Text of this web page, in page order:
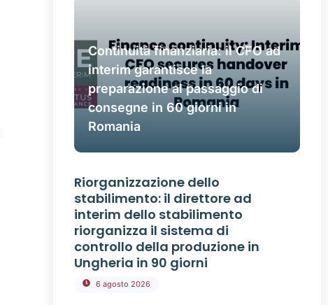
Continuità finanziaria: il CFO ad
interim garantisce la
preparazione al passaggio di
consegne in 60 giorni in
Romania
Riorganizzazione dello
stabilimento: il direttore ad
interim dello stabilimento
riorganizza il sistema di
controllo della produzione in
Ungheria in 90 giorni
6 agosto 2026